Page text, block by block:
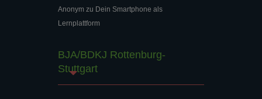
Anonym zu Dein Smartphone als
Lernplattform
BJA/BDKJ Rottenburg-
Stuttgart